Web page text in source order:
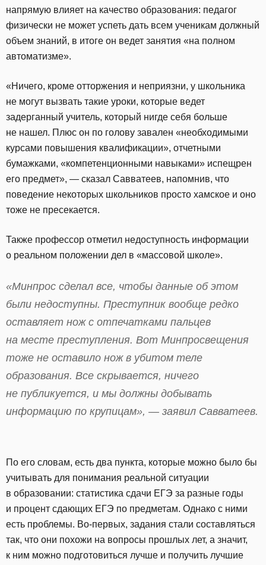
напрямую влияет на качество образования: педагог
физически не может успеть дать всем ученикам должный
объем знаний, в итоге он ведет занятия «на полном
автоматизме».
«Ничего, кроме отторжения и неприязни, у школьника
не могут вызвать такие уроки, которые ведет
задерганный учитель, который нигде себя больше
не нашел. Плюс он по голову завален «необходимыми
курсами повышения квалификации», отчетными
бумажками, «компетенционными навыками» испещрен
его предмет», — сказал Савватеев, напомнив, что
поведение некоторых школьников просто хамское и оно
тоже не пресекается.
Также профессор отметил недоступность информации
о реальном положении дел в «массовой школе».
«Минпрос сделал все, чтобы данные об этом
были недоступны. Преступник вообще редко
оставляет нож с отпечатками пальцев
на месте преступления. Вот Минпросвещения
тоже не оставило нож в убитом теле
образования. Все скрывается, ничего
не публикуется, и мы должны добывать
информацию по крупицам», — заявил Савватеев.
По его словам, есть два пункта, которые можно было бы
учитывать для понимания реальной ситуации
в образовании: статистика сдачи ЕГЭ за разные годы
и процент сдающих ЕГЭ по предметам. Однако с ними
есть проблемы. Во-первых, задания стали составляться
так, что они похожи на вопросы прошлых лет, а значит,
к ним можно подготовиться лучше и получить лучшие